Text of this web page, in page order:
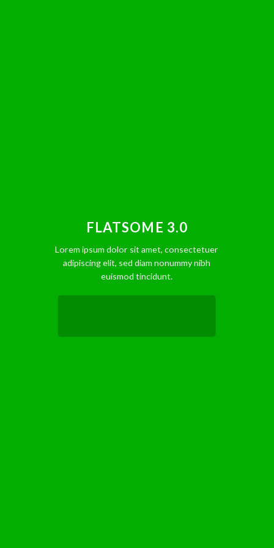
FLATSOME 3.0
Lorem ipsum dolor sit amet, consectetuer
adipiscing elit, sed diam nonummy nibh
euismod tincidunt.